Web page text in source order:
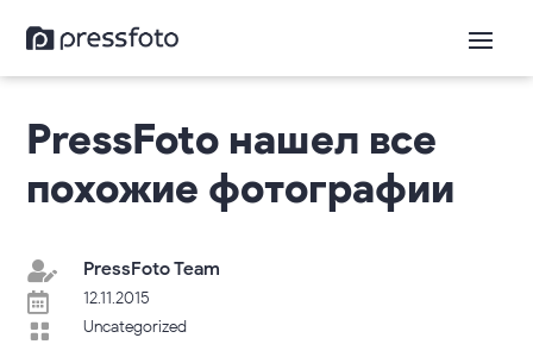
PressFoto нашел все
похожие фотографии
 PressFoto Team
 12.11.2015
 Uncategorized